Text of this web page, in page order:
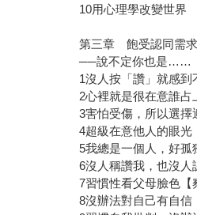
10用心理學改變世界
第三章 飽受認同需
──說不定你也是……
1沒人按「讚」就感到
2心裡就是很在意誰占
3害怕受傷，所以選擇
4超級在意他人的眼光
5我總是一個人，好
6沒人稱讚我，也沒人
7習慣性看父母臉色【
8沒辦法對自己有自信